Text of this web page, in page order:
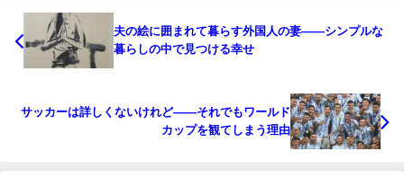
夫の絵に囲まれて暮らす外国人の妻——シンプルな
暮らしの中で見つける幸せ
サッカーは詳しくないけれど——それでもワールド
カップを観てしまう理由